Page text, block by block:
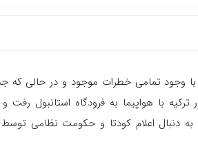
با هواپیما به فرودگاه استانبول رفت
به دنبال اعلام کودتا و حکومت نظامی